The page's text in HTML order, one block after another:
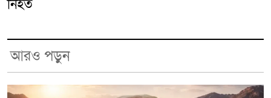
নিহত
আরও পড়ুন